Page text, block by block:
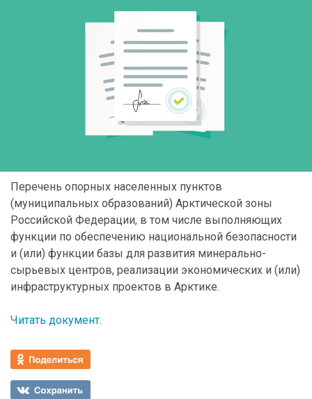
Перечень опорных населенных пунктов
(муниципальных образований) Арктической зоны
Российской Федерации, в том числе выполняющих
функции по обеспечению национальной безопасности
и (или) функции базы для развития минерально-
сырьевых центров, реализации экономических и (или)
инфраструктурных проектов в Арктике.
Читать документ.